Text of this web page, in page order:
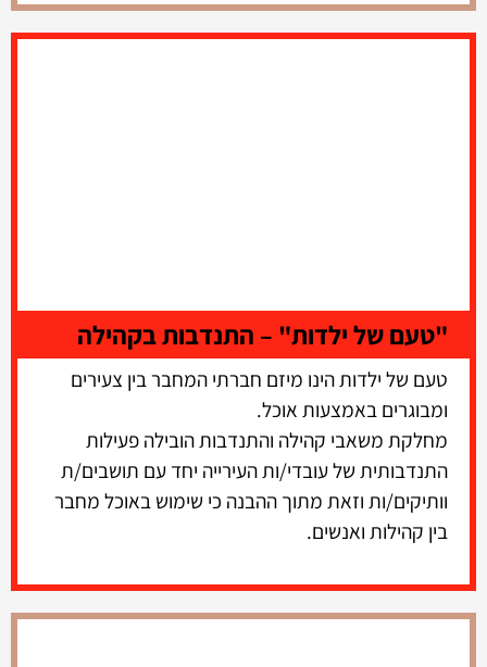
"טעם של ילדות" – התנדבות בקהילה
טעם של ילדות הינו מיזם חברתי המחבר בין צעירים
ומבוגרים באמצעות אוכל.
מחלקת משאבי קהילה והתנדבות הובילה פעילות
התנדבותית של עובדי/ות העירייה יחד עם תושבים/ת
וותיקים/ות וזאת מתוך ההבנה כי שימוש באוכל מחבר
בין קהילות ואנשים.